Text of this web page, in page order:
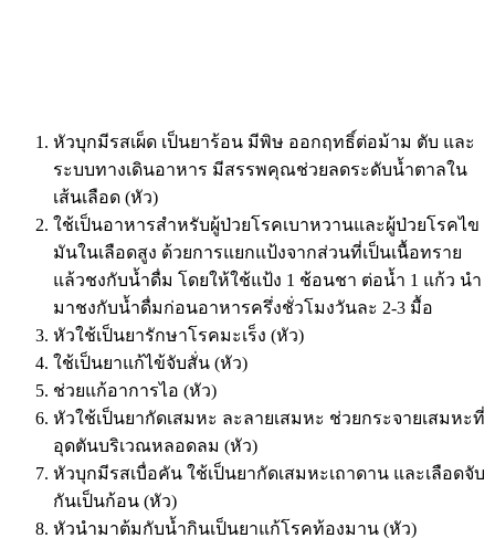
หัวบุกมีรสเผ็ด เป็นยาร้อน มีพิษ ออกฤทธิ์ต่อม้าม ตับ และ
ระบบทางเดินอาหาร มีสรรพคุณช่วยลดระดับน้ำตาลใน
เส้นเลือด (หัว)
ใช้เป็นอาหารสำหรับผู้ป่วยโรคเบาหวานและผู้ป่วยโรคไข
มันในเลือดสูง ด้วยการแยกแป้งจากส่วนที่เป็นเนื้อทราย
แล้วชงกับน้ำดื่ม โดยให้ใช้แป้ง 1 ช้อนชา ต่อน้ำ 1 แก้ว นำ
มาชงกับน้ำดื่มก่อนอาหารครึ่งชั่วโมงวันละ 2-3 มื้อ
หัวใช้เป็นยารักษาโรคมะเร็ง (หัว)
ใช้เป็นยาแก้ไข้จับสั่น (หัว)
ช่วยแก้อาการไอ (หัว)
หัวใช้เป็นยากัดเสมหะ ละลายเสมหะ ช่วยกระจายเสมหะที่
อุดตันบริเวณหลอดลม (หัว)
หัวบุกมีรสเบื่อคัน ใช้เป็นยากัดเสมหะเถาดาน และเลือดจับ
กันเป็นก้อน (หัว)
หัวนำมาต้มกับน้ำกินเป็นยาแก้โรคท้องมาน (หัว)